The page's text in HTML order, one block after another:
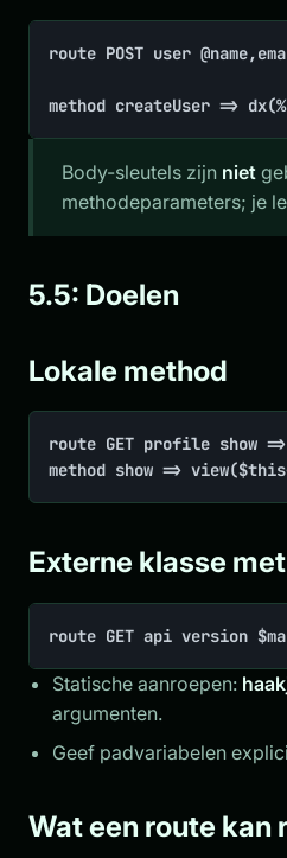
route POST user
method createUser =>
Body-sleutels zijn niet
methodeparameters; je
5.5: Doelen
Lokale method
route GET profile show
method show =>
Externe klasse
route GET api version
Statische aanroepen:
argumenten.
Geef padvariabelen
Wat een route kan